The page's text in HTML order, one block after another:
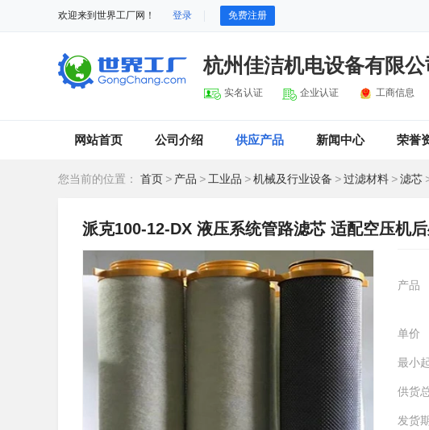
欢迎来到世界工厂网！ 登录 免费注册
杭州佳洁机电设备有限公
实名认证 企业认证 工商信息
网站首页 公司介绍 供应产品 新闻中心 荣誉
您当前的位置： 首页 > 产品 > 工业品 >机械及行业设备 >过滤材料 >滤芯
派克100-12-DX 液压系统管路滤芯 适配空压机
产品
单价
最小
供货
发货